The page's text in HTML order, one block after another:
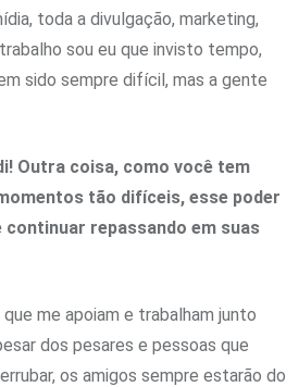
toda a divulgação, marketing,
sou eu que invisto tempo,
sido sempre difícil, mas a gente
Outra coisa, como você tem
tão difíceis, esse poder
repassando em suas
me apoiam e trabalham junto
dos pesares e pessoas que
os amigos sempre estarão do